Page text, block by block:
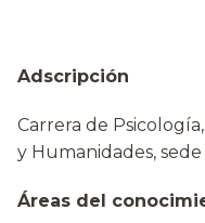
Adscripción
Carrera de
y Humanidades, sede
Áreas del